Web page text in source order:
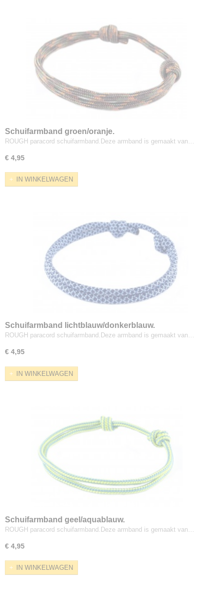
Schuifarmband groen/oranje.
ROUGH paracord schuifarmband.Deze armband is gemaakt van…
€ 4,95
IN WINKELWAGEN
Schuifarmband lichtblauw/donkerblauw.
ROUGH paracord schuifarmband.Deze armband is gemaakt van…
€ 4,95
IN WINKELWAGEN
Schuifarmband geel/aquablauw.
ROUGH paracord schuifarmband.Deze armband is gemaakt van…
€ 4,95
IN WINKELWAGEN